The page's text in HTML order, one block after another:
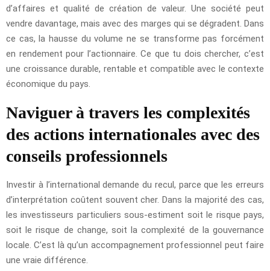
d’affaires et qualité de création de valeur. Une société peut
vendre davantage, mais avec des marges qui se dégradent. Dans
ce cas, la hausse du volume ne se transforme pas forcément
en rendement pour l’actionnaire. Ce que tu dois chercher, c’est
une croissance durable, rentable et compatible avec le contexte
économique du pays.
Naviguer à travers les complexités
des actions internationales avec des
conseils professionnels
Investir à l’international demande du recul, parce que les erreurs
d’interprétation coûtent souvent cher. Dans la majorité des cas,
les investisseurs particuliers sous-estiment soit le risque pays,
soit le risque de change, soit la complexité de la gouvernance
locale. C’est là qu’un accompagnement professionnel peut faire
une vraie différence.